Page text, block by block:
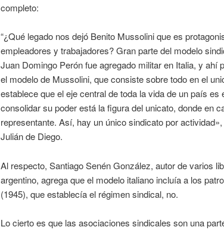
completo:
“¿Qué legado nos dejó Benito Mussolini que es
empleadores y trabajadores? Gran parte del modelo
Juan Domingo Perón fue agregado militar en Italia, y ahí
el modelo de Mussolini, que consiste sobre todo en el
establece que el eje central de toda la vida de un país es
consolidar su poder está la figura del unicato, donde en
representante. Así, hay un único sindicato por
Julián de Diego.
Al respecto, Santiago Senén González, autor de varios
argentino, agrega que el modelo italiano incluía a los
(1945), que establecía el régimen sindical, no.
Lo cierto es que las asociaciones sindicales son una